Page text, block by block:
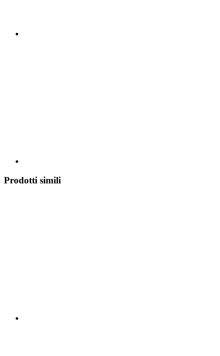
Prodotti simili